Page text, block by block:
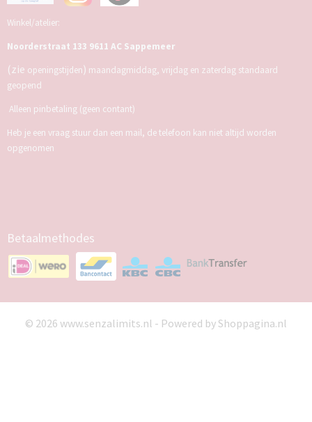
Winkel/atelier:
Noorderstraat 133 9611 AC Sappemeer
(zie openingstijden) maandagmiddag, vrijdag en zaterdag standaard
geopend
Alleen pinbetaling (geen contant)
Heb je een vraag stuur dan een mail, de telefoon kan niet altijd worden
opgenomen
Betaalmethodes
© 2026 www.senzalimits.nl - Powered by Shoppagina.nl